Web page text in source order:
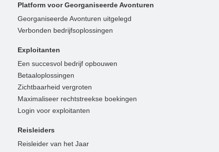
Platform voor Georganiseerde Avonturen
Georganiseerde Avonturen uitgelegd
Verbonden bedrijfsoplossingen
Exploitanten
Een succesvol bedrijf opbouwen
Betaaloplossingen
Zichtbaarheid vergroten
Maximaliseer rechtstreekse boekingen
Login voor exploitanten
Reisleiders
Reisleider van het Jaar